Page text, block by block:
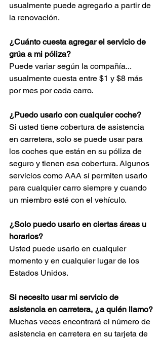
usualmente puede agregarlo a partir de
la renovación.
¿Cuánto cuesta agregar el servicio de
grúa a mi póliza?
Puede variar según la compañía...
usualmente cuesta entre $1 y $8 más
por mes por cada carro.
¿Puedo usarlo con cualquier coche?
Si usted tiene cobertura de asistencia
en carretera, solo se puede usar para
los coches que están en su póliza de
seguro y tienen esa cobertura. Algunos
servicios como AAA sí permiten usarlo
para cualquier carro siempre y cuando
un miembro esté con el vehículo.
¿Solo puedo usarlo en ciertas áreas u
horarios?
Usted puede usarlo en cualquier
momento y en cualquier lugar de los
Estados Unidos.
Si necesito usar mi servicio de
asistencia en carretera, ¿a quién llamo?
Muchas veces encontrará el número de
asistencia en carretera en su tarjeta de